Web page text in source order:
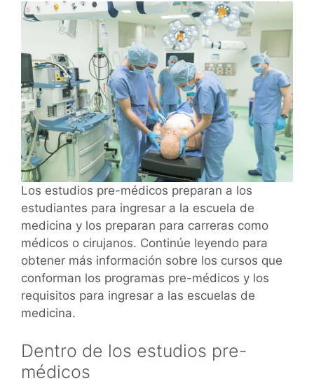
Los estudios pre-médicos preparan a los
estudiantes para ingresar a la escuela de
medicina y los preparan para carreras como
médicos o cirujanos. Continúe leyendo para
obtener más información sobre los cursos que
conforman los programas pre-médicos y los
requisitos para ingresar a las escuelas de
medicina.
Dentro de los estudios pre-
médicos